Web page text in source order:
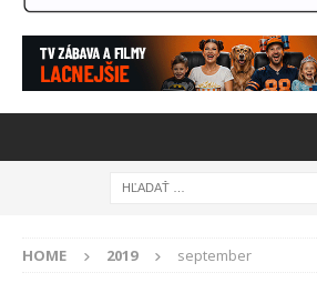
HOME 2019 september